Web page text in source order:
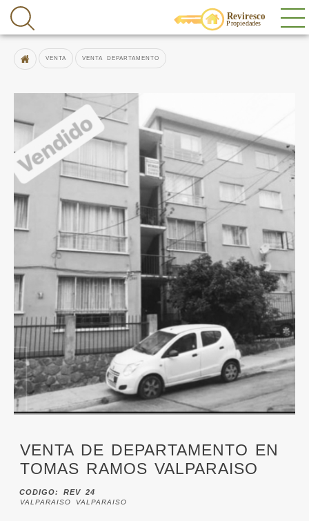
VENTA VENTA DEPARTAMENTO
VENTA DE DEPARTAMENTO EN
TOMAS RAMOS VALPARAISO
CODIGO: REV 24
VALPARAISO VALPARAISO
VENTA DEPARTAMENTO